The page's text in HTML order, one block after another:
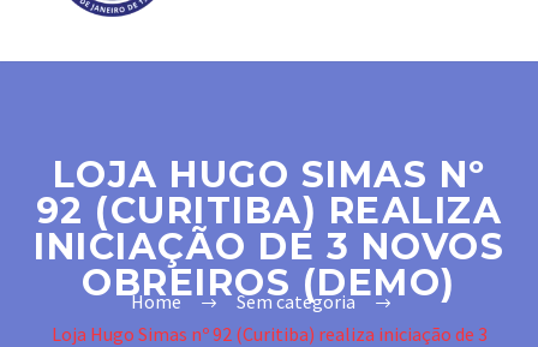
LOJA HUGO SIMAS Nº
92 (CURITIBA) REALIZA
INICIAÇÃO DE 3 NOVOS
OBREIROS (DEMO)
Home
Sem categoria
Loja Hugo Simas nº 92 (Curitiba) realiza iniciação de 3